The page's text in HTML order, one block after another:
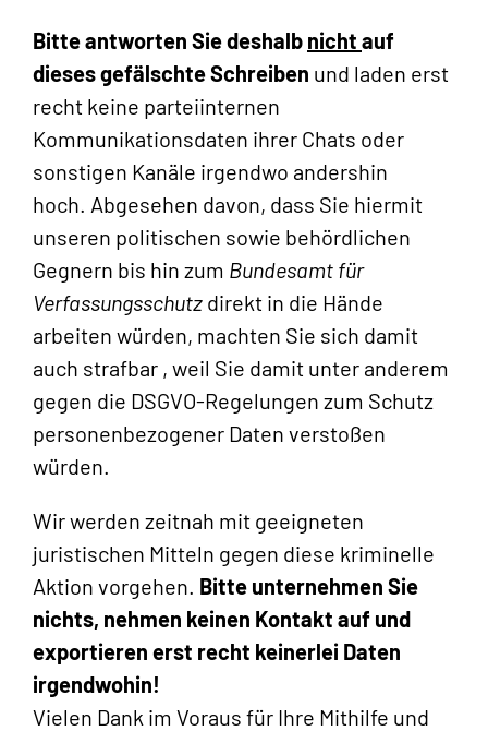
Bitte antworten Sie deshalb nicht auf
dieses gefälschte Schreiben und laden erst
recht keine parteiinternen
Kommunikationsdaten ihrer Chats oder
sonstigen Kanäle irgendwo andershin
hoch. Abgesehen davon, dass Sie hiermit
unseren politischen sowie behördlichen
Gegnern bis hin zum Bundesamt für
Verfassungsschutz direkt in die Hände
arbeiten würden, machten Sie sich damit
auch strafbar , weil Sie damit unter anderem
gegen die DSGVO-Regelungen zum Schutz
personenbezogener Daten verstoßen
würden.
Wir werden zeitnah mit geeigneten
juristischen Mitteln gegen diese kriminelle
Aktion vorgehen. Bitte unternehmen Sie
nichts, nehmen keinen Kontakt auf und
exportieren erst recht keinerlei Daten
irgendwohin!
Vielen Dank im Voraus für Ihre Mithilfe und